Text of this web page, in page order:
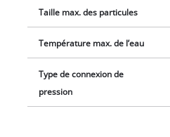
Taille max. des particules
Température max. de l’eau
Type de connexion de
pression